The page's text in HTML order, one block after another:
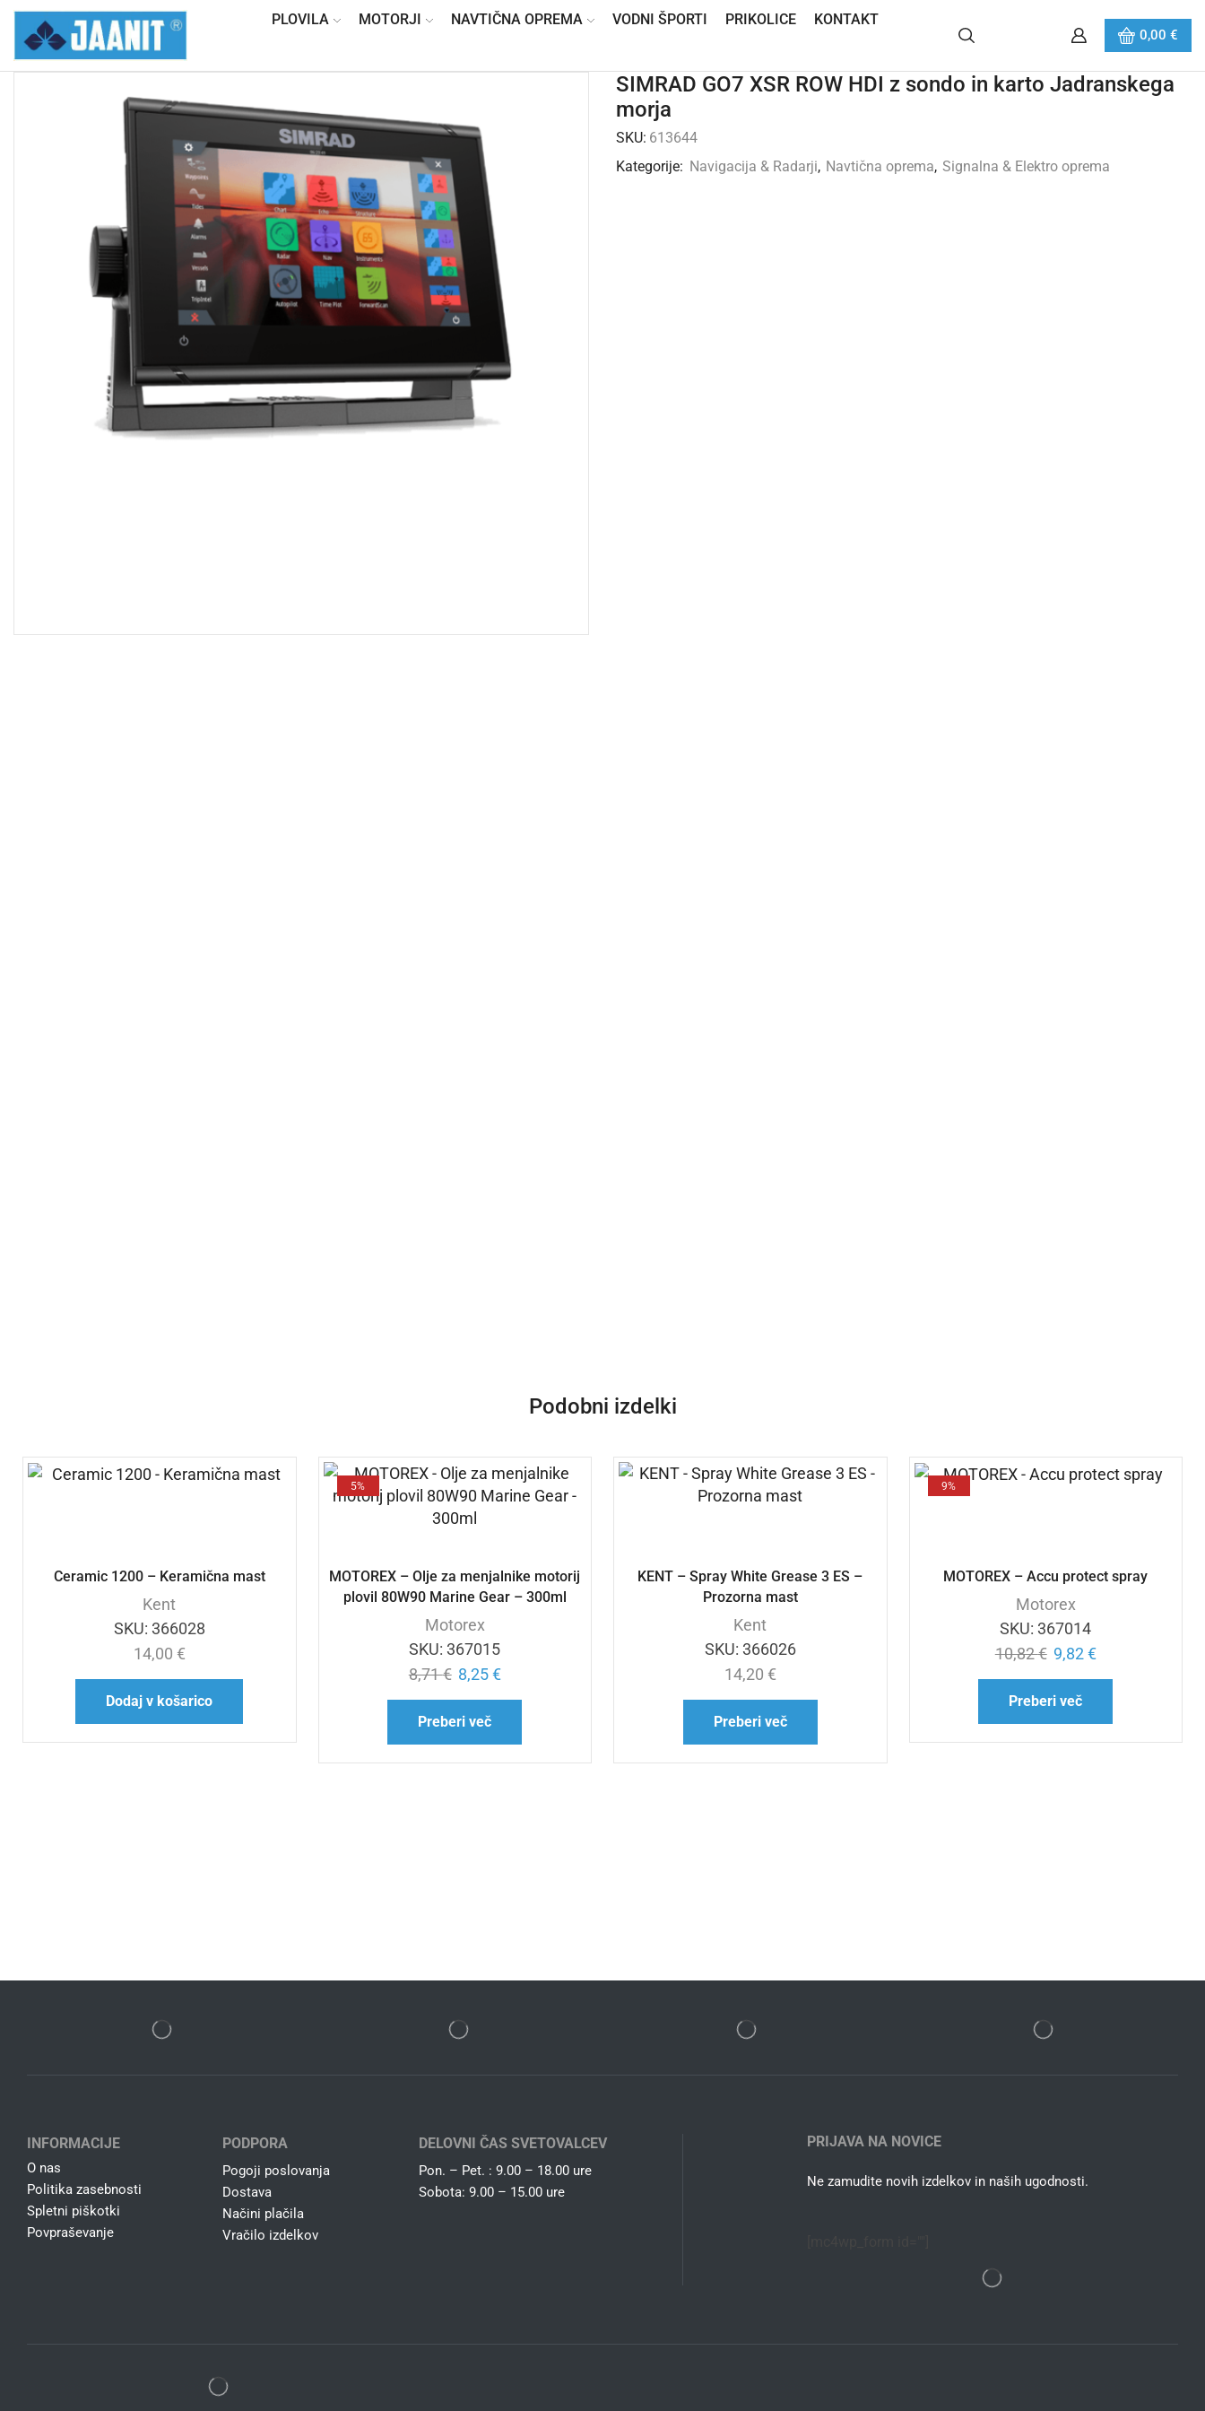
PLOVILA MOTORJI NAVTIČNA OPREMA VODNI ŠPORTI PRIKOLICE KONTAKT
0,00 €
SIMRAD GO7 XSR ROW HDI z sondo in karto Jadranskega
morja
SKU: 613644
Kategorije: Navigacija & Radarji, Navtična oprema, Signalna & Elektro oprema
Podobni izdelki
Ceramic 1200 – Keramična mast
Kent
SKU: 366028
14,00 €
Dodaj v košarico
5%
MOTOREX – Olje za menjalnike motorij
plovil 80W90 Marine Gear – 300ml
Motorex
SKU:367015
8,71€ 8,25€
Preberi več
KENT – Spray White Grease 3 ES –
Prozorna mast
Kent
SKU: 366026
14,20 €
Preberi več
9%
MOTOREX – Accu protect spray
Motorex
SKU:367014
10,82€ 9,82€
Preberi več
INFORMACIJE
O nas
Politika zasebnosti
Spletni piškotki
Povpraševanje
PODPORA
Pogoji poslovanja
Dostava
Načini plačila
Vračilo izdelkov
DELOVNI ČAS SVETOVALCEV
Pon. – Pet. : 9.00 – 18.00 ure
Sobota: 9.00 – 15.00 ure
PRIJAVA NA NOVICE
Ne zamudite novih izdelkov in naših ugodnosti.